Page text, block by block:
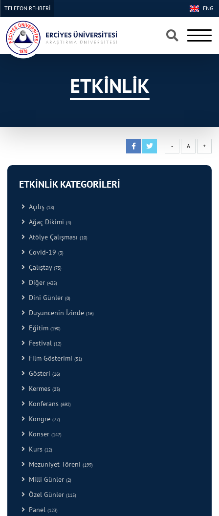
×
×
ENG
TELEFON REHBERİ
ETKİNLİK
- A +
ETKİNLİK KATEGORİLERİ
Açılış (18)
Ağaç Dikimi (4)
Atölye Çalışması (10)
Covid-19 (3)
Çalıştay (75)
Diğer (435)
Dini Günler (0)
Düşüncenin İzinde (16)
Eğitim (190)
Festival (12)
Film Gösterimi (51)
Gösteri (16)
Kermes (23)
Konferans (692)
Kongre (77)
Konser (147)
Kurs (12)
Mezuniyet Töreni (199)
Milli Günler (2)
Özel Günler (115)
Panel (123)